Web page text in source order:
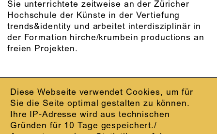
Diese Webseite verwendet Cookies, um für
Sie die Seite optimal gestalten zu können.
Ihre IP-Adresse wird aus technischen
Gründen für 10 Tage gespeichert./
Sie unterrichtete zeitweise an der Züricher
Hochschule der Künste in der Vertiefung
trends&identity und arbeitet interdisziplinär in
der Formation hirche/krumbein productions an
freien Projekten.
IMPRESSUM
DATENSCHUTZ
AGB